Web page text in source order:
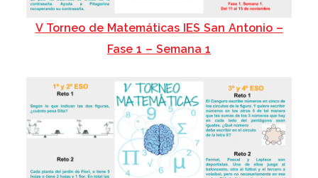
V Torneo de Matemáticas IES San Antonio –
Fase 1 – Semana 1